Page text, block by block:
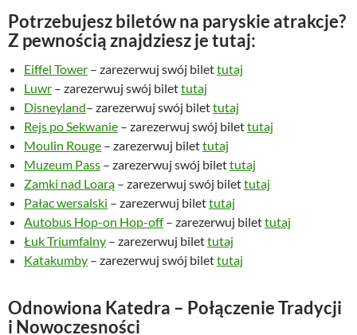
Potrzebujesz biletów na paryskie atrakcje?
Z pewnością znajdziesz je tutaj:
Eiffel Tower – zarezerwuj swój bilettutaj
Luwr – zarezerwuj swój bilettutaj
Disneyland– zarezerwuj swój bilettutaj
Rejs po Sekwanie – zarezerwuj swój bilettutaj
Moulin Rouge – zarezerwuj bilettutaj
Muzeum Pass – zarezerwuj swój bilettutaj
Zamki nad Loarą – zarezerwuj swój bilettutaj
Pałac wersalski – zarezerwuj bilettutaj
Autobus Hop-on Hop-off– zarezerwuj bilettutaj
Łuk Triumfalny – zarezerwuj bilettutaj
Katakumby – zarezerwuj swój bilettutaj
Odnowiona Katedra – Połączenie Tradycji
i Nowoczesności